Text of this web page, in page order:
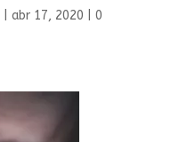
abr 17, 2020
0